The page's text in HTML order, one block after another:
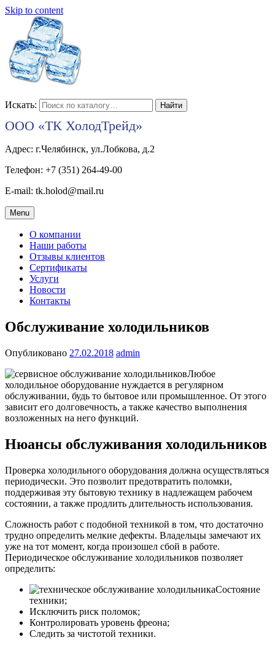
Skip to content
Искать:
ООО «ТК ХолодТрейд»
Адрес: г.Челябинск, ул.Лобкова, д.2
Телефон: +7 (351) 264-49-00
E-mail: tk.holod@mail.ru
Menu
О компании
Наши работы
Отзывы клиентов
Сертификаты
Услуги
Новости
Контакты
Обслуживание холодильников
Опубликовано 27.02.2018 admin
Любое
холодильное оборудование нуждается в регулярном
обслуживании, будь то бытовое или промышленное. От этого
зависит его долговечность, а также качество выполнения
возложенных на него функций.
Нюансы обслуживания холодильников
Проверка холодильного оборудования должна осуществляться
периодически. Это позволит предотвратить поломки,
поддерживая эту бытовую технику в надлежащем рабочем
состоянии, а также продлить длительность использования.
Сложность работ с подобной техникой в том, что достаточно
трудно определить мелкие дефекты. Владельцы замечают их
уже на тот момент, когда произошел сбой в работе.
Периодическое обслуживание холодильников позволяет
определить:
Состояние
техники;
Исключить риск поломок;
Контролировать уровень фреона;
Следить за чистотой техники.